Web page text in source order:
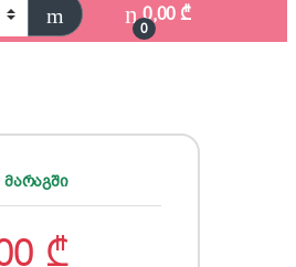
0
0,00 ₾
მარაგში
₾